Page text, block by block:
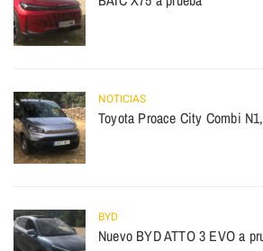
NOTICIAS
Toyota Proace City Combi
BYD
Nuevo BYD ATTO 3 EVO a